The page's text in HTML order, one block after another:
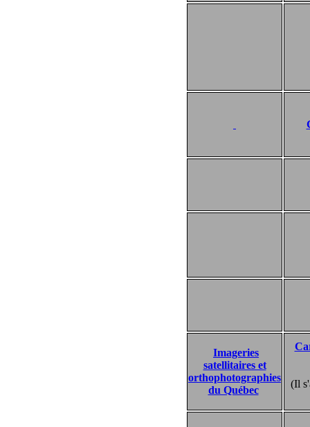
Imageries
satellitaires et
orthophotographies
du Québec
(Il